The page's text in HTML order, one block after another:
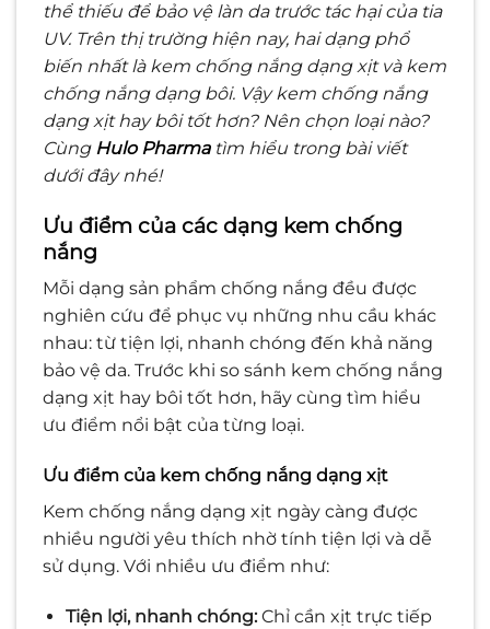
thể thiếu để bảo vệ làn da trước tác hại của tia
UV. Trên thị trường hiện nay, hai dạng phổ
biến nhất là kem chống nắng dạng xịt và kem
chống nắng dạng bôi. Vậy kem chống nắng
dạng xịt hay bôi tốt hơn? Nên chọn loại nào?
Cùng Hulo Pharmatìm hiểu trong bài viết
dưới đây nhé!
Ưu điểm của các dạng kem chống
nắng
Mỗi dạng sản phẩm chống nắng đều được
nghiên cứu để phục vụ những nhu cầu khác
nhau: từ tiện lợi, nhanh chóng đến khả năng
bảo vệ da. Trước khi so sánh kem chống nắng
dạng xịt hay bôi tốt hơn, hãy cùng tìm hiểu
ưu điểm nổi bật của từng loại.
Ưu điểm của kem chống nắng dạng xịt
Kem chống nắng dạng xịt ngày càng được
nhiều người yêu thích nhờ tính tiện lợi và dễ
sử dụng. Với nhiều ưu điểm như:
Tiện lợi, nhanh chóng:Chỉ cần xịt trực tiếp